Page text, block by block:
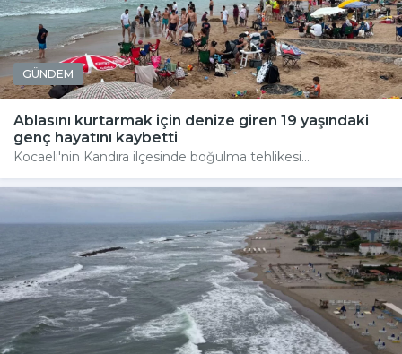
GÜNDEM
Ablasını kurtarmak için denize giren 19 yaşındaki
genç hayatını kaybetti
Kocaeli'nin Kandıra ilçesinde boğulma tehlikesi...